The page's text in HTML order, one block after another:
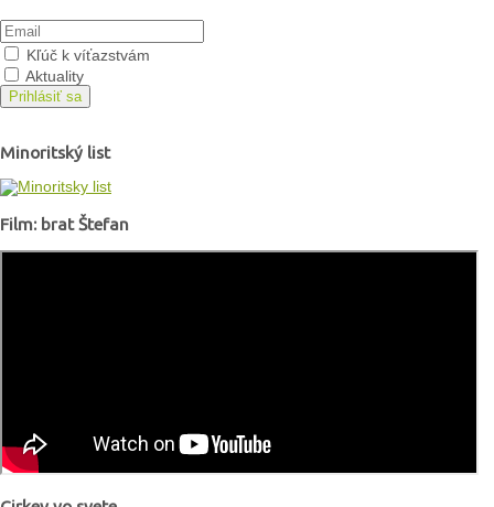
Kľúč k víťazstvám
Aktuality
Prihlásiť sa
Minoritský list
Film: brat Štefan